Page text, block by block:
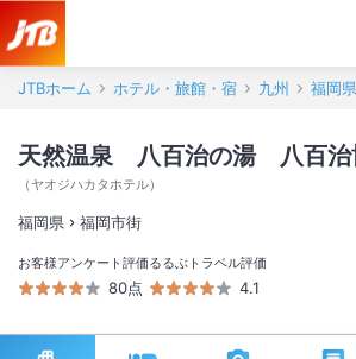
JTBホーム ホテル・旅館・宿 九州 福岡県
天然温泉 八百治の湯 八百治
（ヤオジハカタホテル）
福岡県 福岡市街
お客様アンケート評価
80点
るるぶトラベル評価
4.1